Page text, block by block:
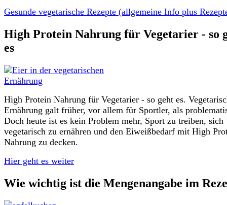
Gesunde vegetarische Rezepte (allgemeine Info plus
High Protein Nahrung für Vegetarier - so
es
High Protein Nahrung für Vegetarier - so geht es.
Ernährung galt früher, vor allem für Sportler, als
Doch heute ist es kein Problem mehr, Sport zu treiben, sich
vegetarisch zu ernähren und den Eiweißbedarf mit High
Nahrung zu decken.
Hier geht es weiter
Wie wichtig ist die Mengenangabe im